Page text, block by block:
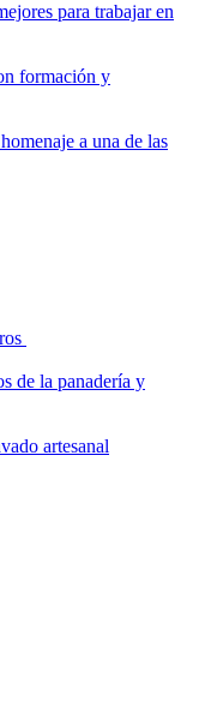
para trabajar en
formación y
a una de las
de la panadería y
artesanal